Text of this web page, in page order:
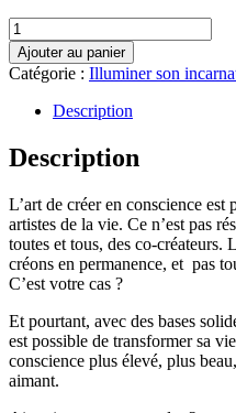
quantité
de
Joéliah
:
conscience
vivre
-
20
audios
Ajouter au panier
Catégorie : Illuminer son
Description
Description
L’art de créer en conscience
artistes de la vie. Ce n’est pas
toutes et tous, des co-créateurs.
créons en permanence, et pas
C’est votre cas ?
Et pourtant, avec des bases
est possible de transformer sa
conscience plus élevé, plus
aimant.